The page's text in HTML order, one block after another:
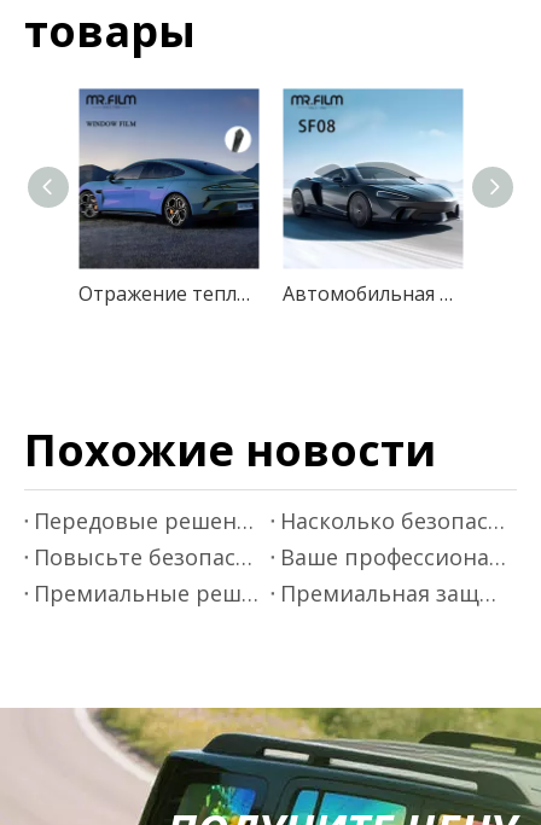
товары
Отражение тепла для домашних животных, блокирующее ультрафиолетовое излучение, солнечная пленка, изоляционный оттенок для окон Автомобильная тонировка для конфиденциальности, солнцезащитная оконная пленка
Похожие новости
Передовые решения для теплоизоляционных пленок
Насколько безопасна ваша автомобильная оконная пленка?
Повысьте безопасность вождения с помощью теплоизоляционной пленки
Ваше профессиональное руководство по нанесению пленки на окна автомобиля
Премиальные решения для тонировки стекол автомобиля - Mr.film
Премиальная защита автокраски - Mr.Film